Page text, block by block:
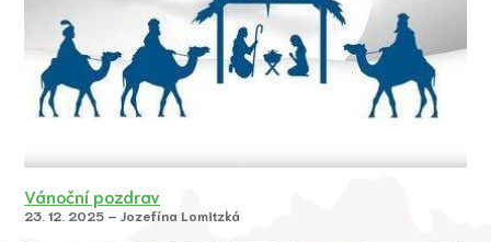
Vánoční pozdrav
23. 12. 2025 – Jozefína Lomitzká